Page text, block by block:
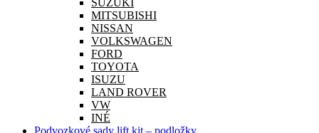
SUZUKI
MITSUBISHI
NISSAN
VOLKSWAGEN
FORD
TOYOTA
ISUZU
LAND ROVER
VW
INÉ
Podvozkové sady lift kit – podložky